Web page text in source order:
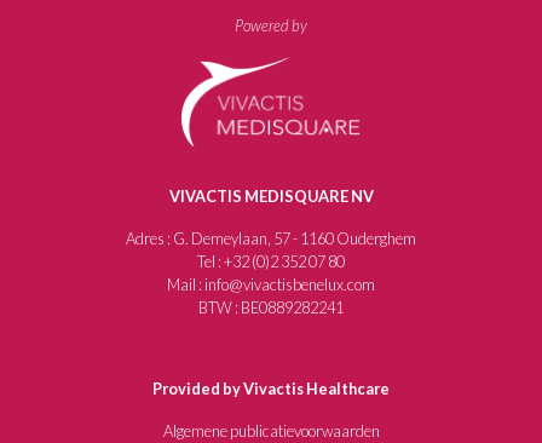
Powered by
VIVACTIS MEDISQUARE NV
Adres : G. Demeylaan, 57 - 1160 Ouderghem
Tel : +32 (0)2 352 07 80
Mail : info@vivactisbenelux.com
BTW : BE0889282241
Provided by Vivactis Healthcare
Algemene publicatievoorwaarden